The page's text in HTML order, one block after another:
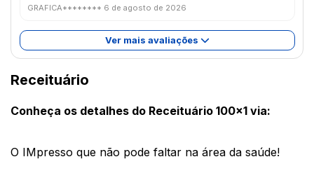
GRAFICA******** 6 de agosto de 2026
Ver mais avaliações
Receituário
Conheça os detalhes do Receituário 100x1 via:
O IMpresso que não pode faltar na área da saúde!